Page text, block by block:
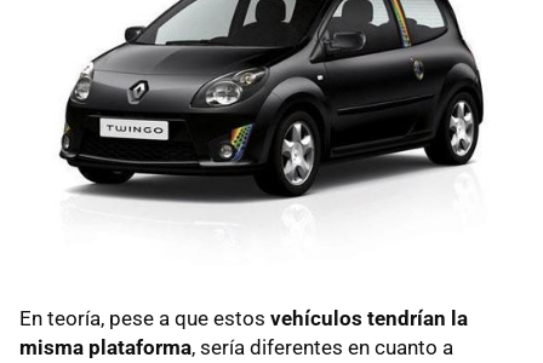
En teoría, pese a que estos vehículos tendrían la
misma plataforma, sería diferentes en cuanto a